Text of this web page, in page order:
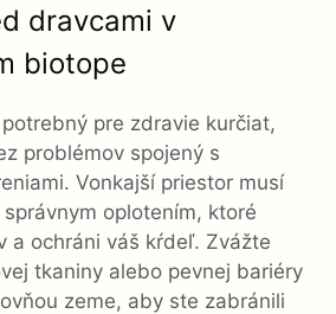
dravcami v
biotope
pre zdravie kurčiat,
problémov spojený s
Vonkajší priestor musí
oplotením, ktoré
a ochráni váš kŕdeľ. Zvážte
tkaniny alebo pevnej bariéry
zeme, aby ste zabránili